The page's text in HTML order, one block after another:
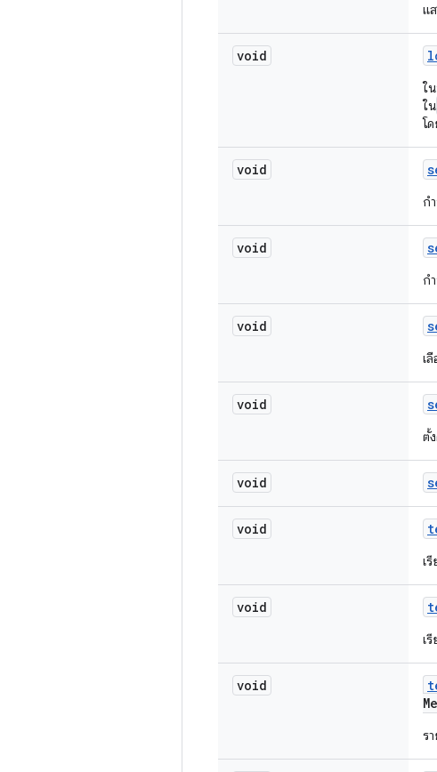
แ
void
ใ
ใน
โ
void
ก
void
ก
void
เ
void
ตั้
void
void
เ
void
เ
void
ร